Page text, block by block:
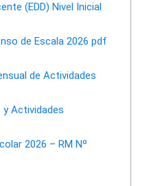
(EDD) Nivel Inicial
de Escala 2026 pdf
de Actividades
Actividades
2026 – RM Nº